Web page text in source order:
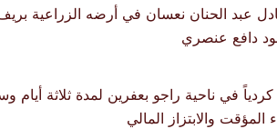
عبد الحنان نعسان في أرضه الزراعية
دافع عنصري
تعسفي لـ14 مدنياً كردياً في ناحية راجو بعفرين لمدة ثلاثة
والابتزاز المالي